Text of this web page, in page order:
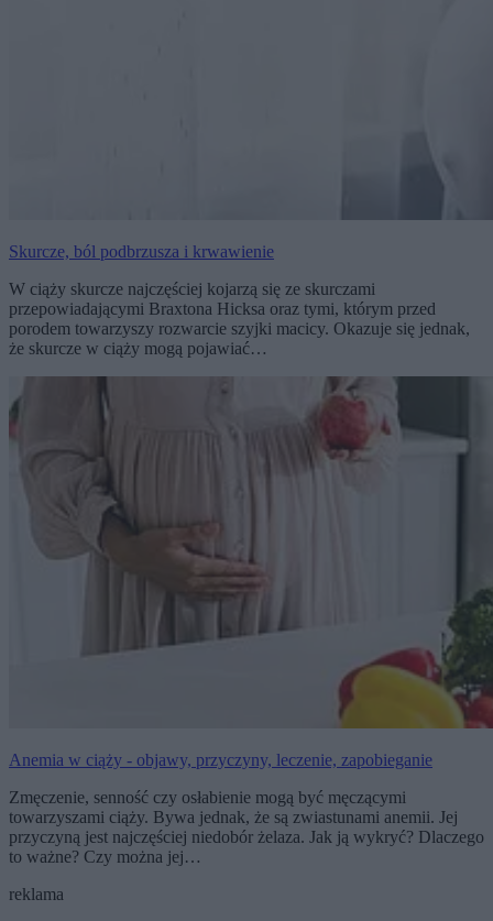
Skurcze, ból podbrzusza i krwawienie
W ciąży skurcze najczęściej kojarzą się ze skurczami
przepowiadającymi Braxtona Hicksa oraz tymi, którym przed
porodem towarzyszy rozwarcie szyjki macicy. Okazuje się jednak,
że skurcze w ciąży mogą pojawiać…
Anemia w ciąży - objawy, przyczyny, leczenie, zapobieganie
Zmęczenie, senność czy osłabienie mogą być męczącymi
towarzyszami ciąży. Bywa jednak, że są zwiastunami anemii. Jej
przyczyną jest najczęściej niedobór żelaza. Jak ją wykryć? Dlaczego
to ważne? Czy można jej…
reklama